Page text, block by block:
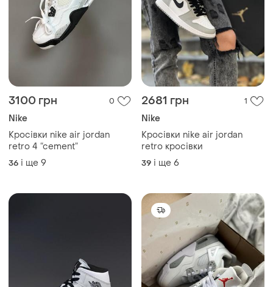
3100 грн 0
Nike
Кросівки nike air jordan
retro 4 “cement”
36 і ще 9
2681 грн 1
Nike
Кросівки nike air jordan
retro кросівки
39 і ще 6